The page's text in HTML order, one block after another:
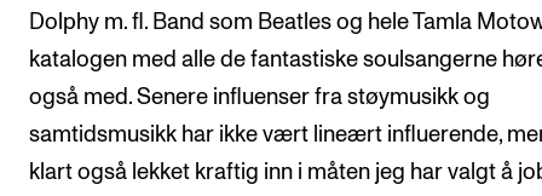
Dolphy m. fl. Band som Beatles og hele Tamla
katalogen med alle de fantastiske soulsangerne
også med. Senere influenser fra støymusikk og
samtidsmusikk har ikke vært lineært influerende,
klart også lekket kraftig inn i måten jeg har valgt å